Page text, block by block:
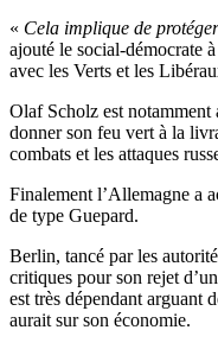
« Cela implique de
ajouté le social-démocrate
avec les Verts et les
Olaf Scholz est notamment
donner son feu vert à la
combats et les attaques
Finalement l’Allemagne a
de type Guepard.
Berlin, tancé par les
critiques pour son rejet
est très dépendant arguant
aurait sur son économie.